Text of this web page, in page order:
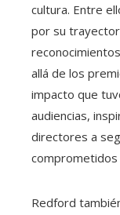
cultura. Entre
por su
allá de los
impacto que
audiencias,
directores a
comprometidos
Redford